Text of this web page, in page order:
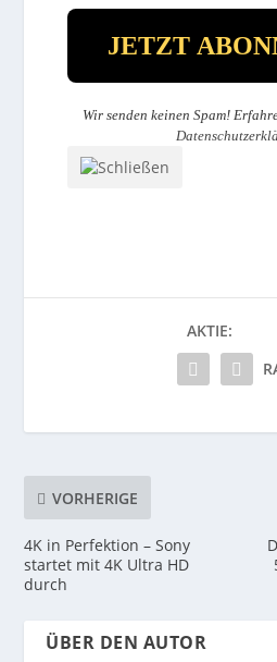
Wir senden keinen Spam!
AKTIE:
VORHERIGE
4K in Perfektion – Sony
startet mit 4K Ultra HD
durch
ÜBER DEN AUTOR